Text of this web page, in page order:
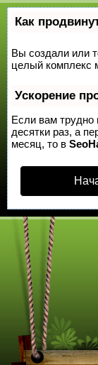
Как
Вы создали или
целый комплекс
Ускорение
Если вам трудно
десятки раз, а
месяц, то в